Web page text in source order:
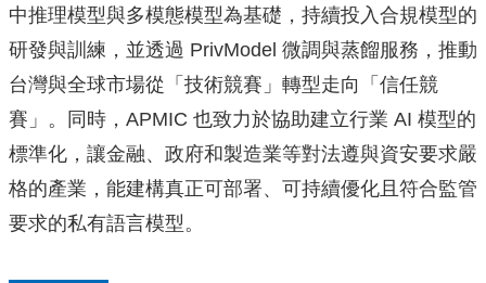
中推理模型與多模態模型為基礎，持續投入合規模型的
研發與訓練，並透過 PrivModel 微調與蒸餾服務，推動
台灣與全球市場從「技術競賽」轉型走向「信任競
賽」。同時，APMIC 也致力於協助建立行業 AI 模型的
標準化，讓金融、政府和製造業等對法遵與資安要求嚴
格的產業，能建構真正可部署、可持續優化且符合監管
要求的私有語言模型。